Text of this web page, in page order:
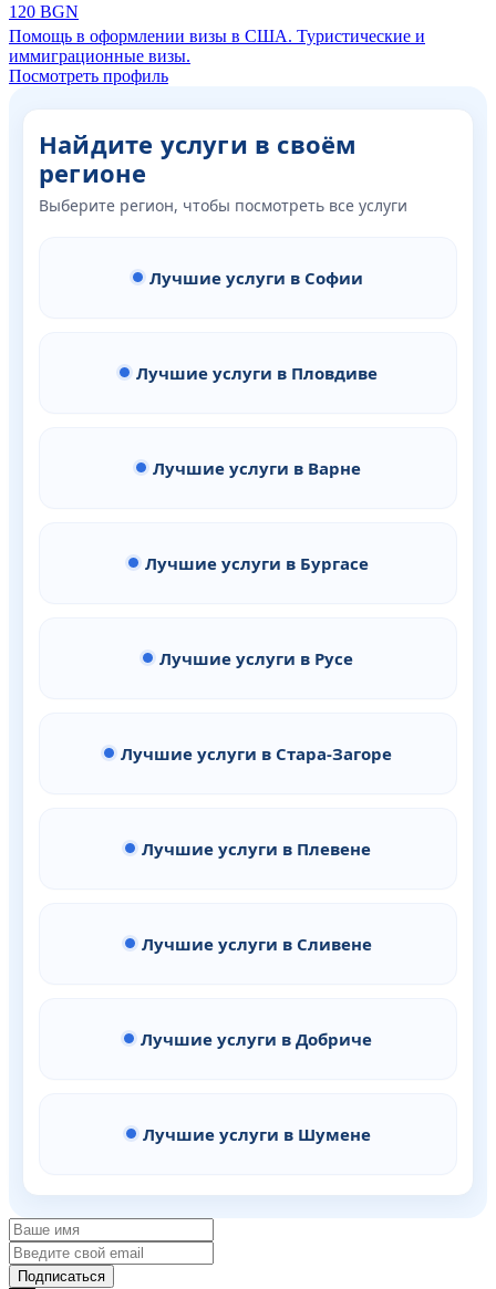
120 BGN
Помощь в оформлении визы в США. Туристические и
иммиграционные визы.
Посмотреть профиль
Найдите услуги в своём
регионе
Выберите регион, чтобы посмотреть все услуги
Лучшие услуги в Софии
Лучшие услуги в Пловдиве
Лучшие услуги в Варне
Лучшие услуги в Бургасе
Лучшие услуги в Русе
Лучшие услуги в Стара-Загоре
Лучшие услуги в Плевене
Лучшие услуги в Сливене
Лучшие услуги в Добриче
Лучшие услуги в Шумене